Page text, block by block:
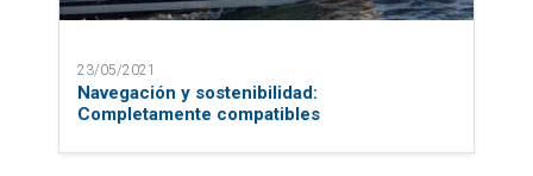
23/05/2021
Navegación y sostenibilidad:
Completamente compatibles